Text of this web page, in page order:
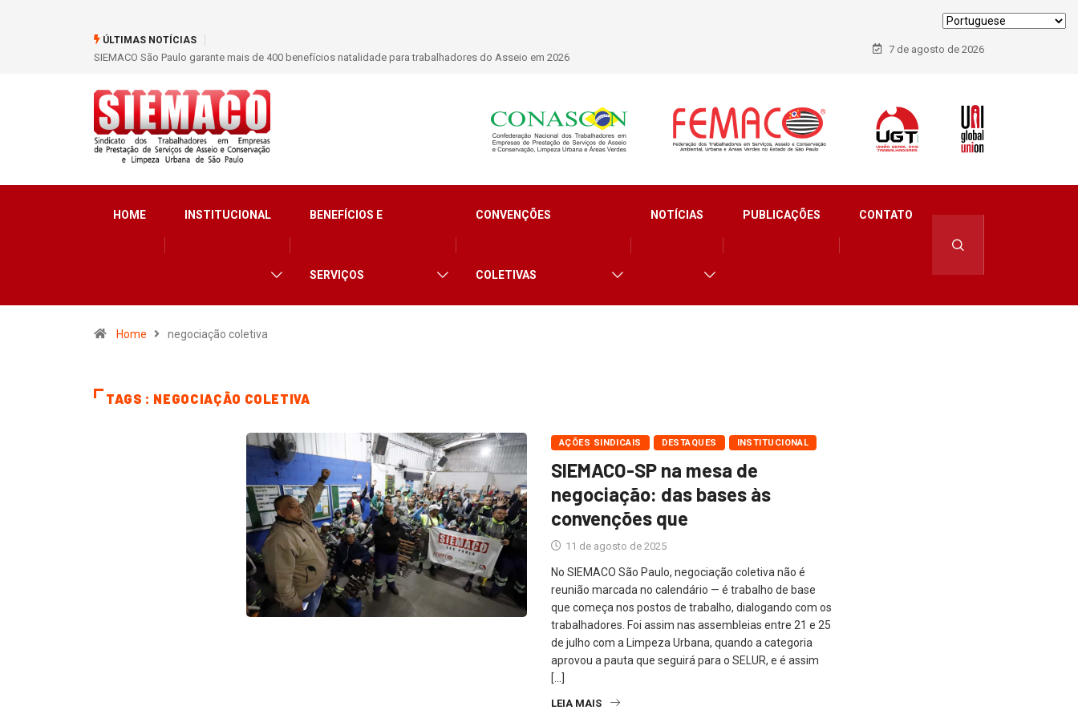
ÚLTIMAS NOTÍCIAS
SIEMACO São Paulo garante mais de 400 benefícios natalidade para trabalhadores do Asseio em 2026
7 de agosto de 2026
HOME INSTITUCIONAL BENEFÍCIOS E
SERVIÇOS
CONVENÇÕES
COLETIVAS
NOTÍCIAS PUBLICAÇÕES CONTATO
Home negociação coletiva
TAGS : NEGOCIAÇÃO COLETIVA
AÇÕES SINDICAIS DESTAQUES INSTITUCIONAL
SIEMACO-SP na mesa de
negociação: das bases às
convenções que
11 de agosto de 2025
No SIEMACO São Paulo, negociação coletiva não é
reunião marcada no calendário — é trabalho de base
que começa nos postos de trabalho, dialogando com os
trabalhadores. Foi assim nas assembleias entre 21 e 25
de julho com a Limpeza Urbana, quando a categoria
aprovou a pauta que seguirá para o SELUR, e é assim
[…]
LEIA MAIS